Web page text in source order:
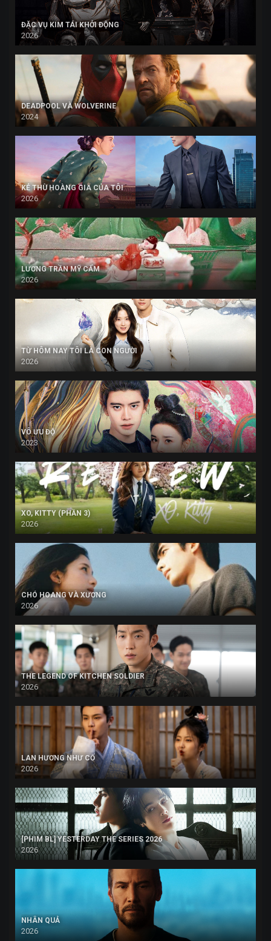
ĐẶC VỤ KIM TÁI KHỞI ĐỘNG
2026
DEADPOOL VÀ WOLVERINE
2024
KẺ THÙ HOÀNG GIA CỦA TÔI
2026
LƯƠNG TRẦN MỸ CẨM
2026
TỪ HÔM NAY TÔI LÀ CON NGƯỜI
2026
VÔ ƯU ĐỘ
2023
XO, KITTY (PHẦN 3)
2026
CHÓ HOANG VÀ XƯƠNG
2026
THE LEGEND OF KITCHEN SOLDIER
2026
LAN HƯƠNG NHƯ CỐ
2026
[PHIM BL] YESTERDAY THE SERIES 2026
2026
NHÂN QUẢ
2026